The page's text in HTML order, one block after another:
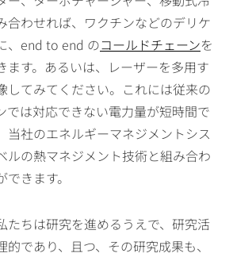
合わせれば、ワクチンなどのデリケ
、end to end のコールドチェーンを
ます。あるいは、レーザーを多用す
してみてください。これには従来の
では対応できない電力量が短時間で
当社のエネルギーマネジメントシス
ルの熱マネジメント技術と組み合わ
きます。
たちは研究を進めるうえで、研究活
であり、且つ、その研究成果も、